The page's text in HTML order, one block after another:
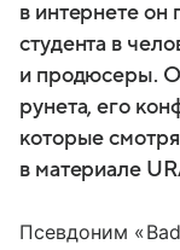
в интернете он
студента в
и продюсеры. О
рунета, его
которые
в материале
Псевдоним